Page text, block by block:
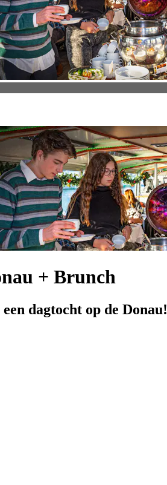
+ Brunch
dagtocht op de Donau!